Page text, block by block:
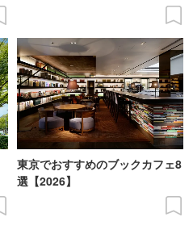
東京でおすすめのブックカフェ8
選【2026】